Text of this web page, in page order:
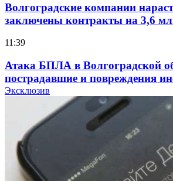
Волгоградские компании
заключены контракты на 3,6
11:39
Атака БПЛА в Волгоградской
пострадавшие и повреждения
Волгоградские вузы в топе
рейтинга: ВолгГТУ и ВолгГМУ
для химической отрасли и
18:39
Эксклюзив